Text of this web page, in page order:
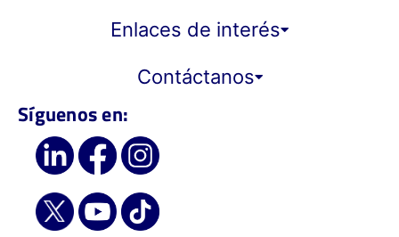
Enlaces de interés
Contáctanos
Síguenos en: